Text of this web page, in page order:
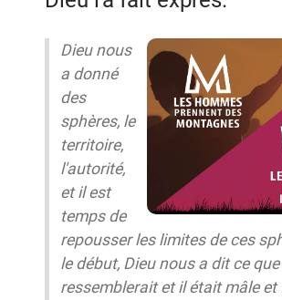
Dieu nous
a donné
des
sphères, le
territoire,
l'autorité,
et il est
temps de
repousser les limites de ces
le début, Dieu nous a dit ce
ressemblerait et il était mâle et